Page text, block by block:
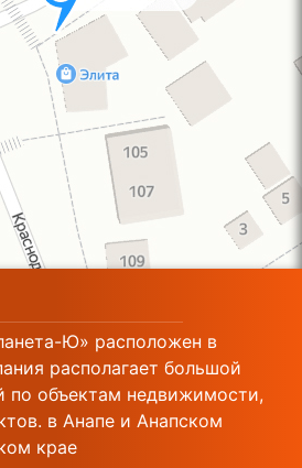
Ю» расположен в
располагает большой
по объектам недвижимости,
в Анапе и Анапском
крае